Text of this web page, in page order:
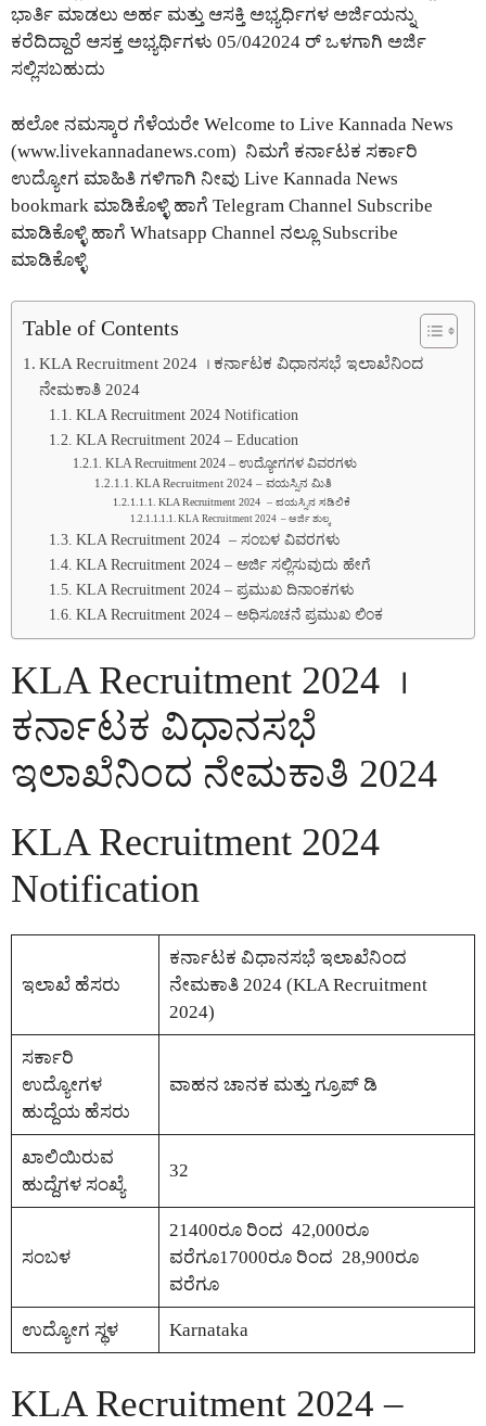
ಭಾರ್ತಿ ಮಾಡಲು ಅರ್ಹ ಮತ್ತು ಆಸಕ್ತಿ ಅಭ್ಯರ್ಧಿಗಳ ಅರ್ಜಿಯನ್ನು
ಕರೆದಿದ್ದಾರೆ ಆಸಕ್ತ ಅಭ್ಯರ್ಥಿಗಳು 05/042024 ರ್ ಒಳಗಾಗಿ ಅರ್ಜಿ
ಸಲ್ಲಿಸಬಹುದು
ಹಲೋ ನಮಸ್ಕಾರ ಗೆಳೆಯರೇ Welcome to Live Kannada News
(www.livekannadanews.com) ನಿಮಗೆ ಕರ್ನಾಟಕ ಸರ್ಕಾರಿ
ಉದ್ಯೋಗ ಮಾಹಿತಿ ಗಳಿಗಾಗಿ ನೀವು Live Kannada News
bookmark ಮಾಡಿಕೊಳ್ಳಿ ಹಾಗೆ Telegram Channel Subscribe
ಮಾಡಿಕೊಳ್ಳಿ ಹಾಗೆ Whatsapp Channel ನಲ್ಲೂ Subscribe
ಮಾಡಿಕೊಳ್ಳಿ
Table of Contents
KLA Recruitment 2024 । ಕರ್ನಾಟಕ ವಿಧಾನಸಭೆ ಇಲಾಖೆನಿಂದ
ನೇಮಕಾತಿ 2024
KLA Recruitment 2024 Notification
KLA Recruitment 2024 – Education
KLA Recruitment 2024 – ಉದ್ಯೋಗಗಳ ವಿವರಗಳು
KLA Recruitment 2024 – ವಯಸ್ಸಿನ ಮಿತಿ
KLA Recruitment 2024 – ವಯಸ್ಸಿನ ಸಡಿಲಿಕೆ
KLA Recruitment 2024 – ಅರ್ಜಿ ಶುಲ್ಕ
KLA Recruitment 2024 – ಸಂಬಳ ವಿವರಗಳು
KLA Recruitment 2024 – ಅರ್ಜಿ ಸಲ್ಲಿಸುವುದು ಹೇಗೆ
KLA Recruitment 2024 – ಪ್ರಮುಖ ದಿನಾಂಕಗಳು
KLA Recruitment 2024 – ಅಧಿಸೂಚನೆ ಪ್ರಮುಖ ಲಿಂಕ
KLA Recruitment 2024 ।
ಕರ್ನಾಟಕ ವಿಧಾನಸಭೆ
ಇಲಾಖೆನಿಂದ ನೇಮಕಾತಿ 2024
KLA Recruitment 2024
Notification
ಇಲಾಖೆ ಹೆಸರು
ಕರ್ನಾಟಕ ವಿಧಾನಸಭೆ ಇಲಾಖೆನಿಂದ
ನೇಮಕಾತಿ 2024 (KLA Recruitment
2024)
ಸರ್ಕಾರಿ
ಉದ್ಯೋಗಳ
ಹುದ್ದೆಯ ಹೆಸರು
ವಾಹನ ಚಾನಕ ಮತ್ತು ಗ್ರೂಪ್ ಡಿ
ಖಾಲಿಯಿರುವ
ಹುದ್ದೆಗಳ ಸಂಖ್ಯೆ
32
ಸಂಬಳ
21400ರೂ ರಿಂದ 42,000ರೂ
ವರೆಗೂ17000ರೂ ರಿಂದ 28,900ರೂ
ವರೆಗೂ
ಉದ್ಯೋಗ ಸ್ಥಳ Karnataka
KLA Recruitment 2024 –